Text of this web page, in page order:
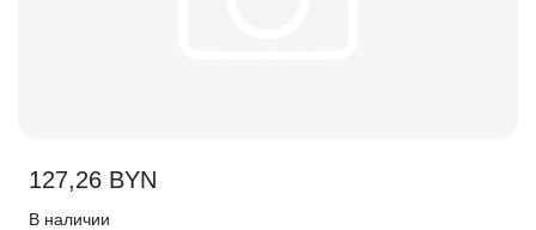
127,26 BYN
В наличии